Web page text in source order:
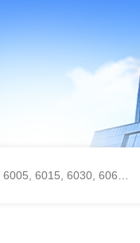
6005, 6015, 6030, 6060, 6100, 6170Hans Rudolph非扩散气体收集袋,Hans Rudolph非扩散气囊